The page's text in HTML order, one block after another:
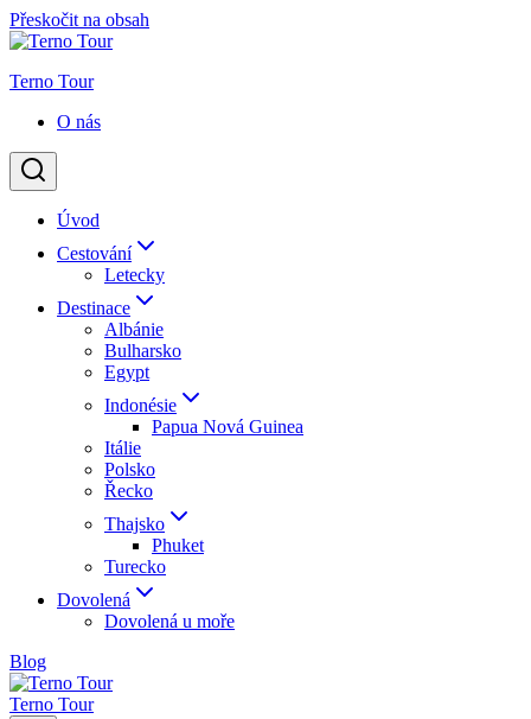
Přeskočit na obsah
Terno Tour
O nás
Úvod
Cestování
Letecky
Destinace
Albánie
Bulharsko
Egypt
Indonésie
Papua Nová Guinea
Itálie
Polsko
Řecko
Thajsko
Phuket
Turecko
Dovolená
Dovolená u moře
Blog
Terno Tour